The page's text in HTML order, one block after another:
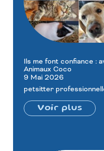
Ils me font confiance :
Animaux Coco
9 Mai 2026
petsitter
Voir plus